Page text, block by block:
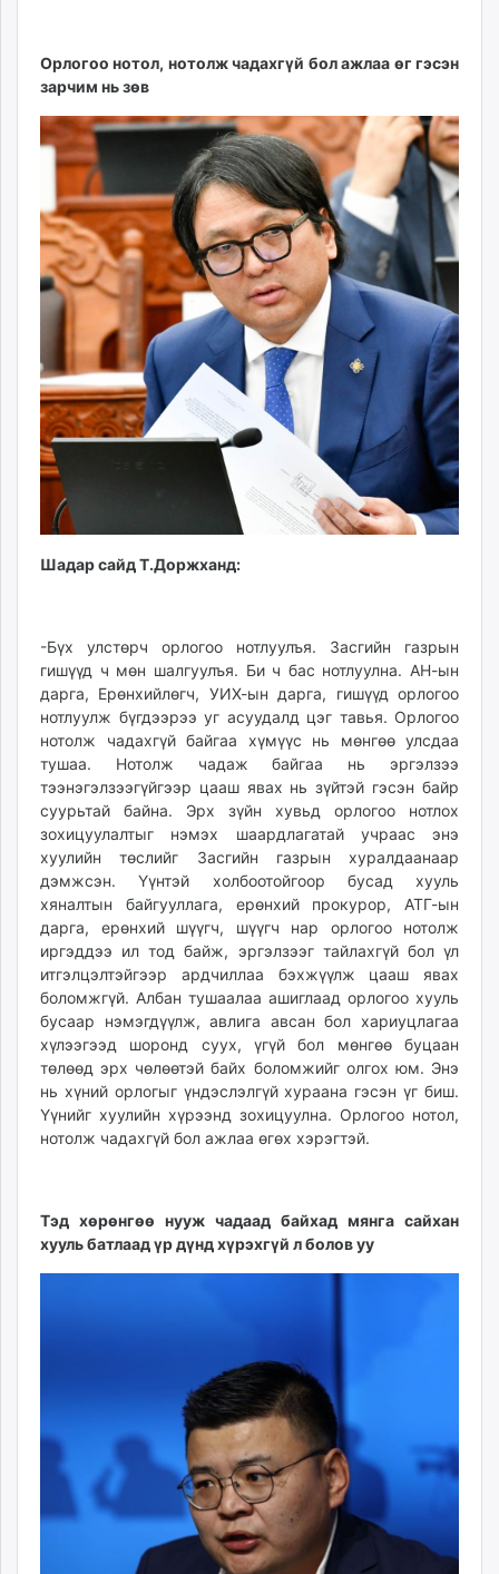
Орлогоо нотол, нотолж чадахгүй бол ажлаа өг гэсэн
зарчим нь зөв
Шадар сайд Т.Доржханд:
-Бүх улстөрч орлогоо нотлуулъя. Засгийн газрын
гишүүд ч мөн шалгуулъя. Би ч бас нотлуулна. АН-ын
дарга, Ерөнхийлөгч, УИХ-ын дарга, гишүүд орлогоо
нотлуулж бүгдээрээ уг асуудалд цэг тавья. Орлогоо
нотолж чадахгүй байгаа хүмүүс нь мөнгөө улсдаа
тушаа. Нотолж чадаж байгаа нь эргэлзээ
тээнэгэлзээгүйгээр цааш явах нь зүйтэй гэсэн байр
суурьтай байна. Эрх зүйн хувьд орлогоо нотлох
зохицуулалтыг нэмэх шаардлагатай учраас энэ
хуулийн төслийг Засгийн газрын хуралдаанаар
дэмжсэн. Үүнтэй холбоотойгоор бусад хууль
хяналтын байгууллага, ерөнхий прокурор, АТГ-ын
дарга, ерөнхий шүүгч, шүүгч нар орлогоо нотолж
иргэддээ ил тод байж, эргэлзээг тайлахгүй бол үл
итгэлцэлтэйгээр ардчиллаа бэхжүүлж цааш явах
боломжгүй. Албан тушаалаа ашиглаад орлогоо хууль
бусаар нэмэгдүүлж, авлига авсан бол хариуцлагаа
хүлээгээд шоронд суух, үгүй бол мөнгөө буцаан
төлөөд эрх чөлөөтэй байх боломжийг олгох юм. Энэ
нь хүний орлогыг үндэслэлгүй хураана гэсэн үг биш.
Үүнийг хуулийн хүрээнд зохицуулна. Орлогоо нотол,
нотолж чадахгүй бол ажлаа өгөх хэрэгтэй.
Тэд хөрөнгөө нууж чадаад байхад мянга сайхан
хууль батлаад үр дүнд хүрэхгүй л болов уу